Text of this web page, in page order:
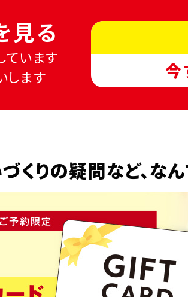
見る
います
します
今
くりの疑問など、な